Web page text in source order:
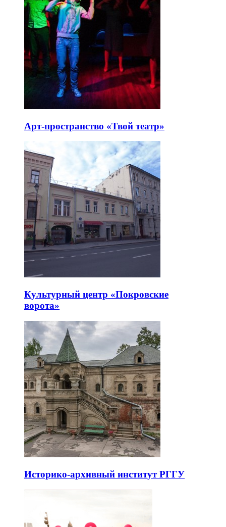
Арт-пространство «Твой театр»
Культурный центр «Покровские
ворота»
Историко-архивный институт РГГУ